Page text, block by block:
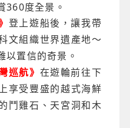
360度全景。
登上遊船後，讓我帶
文組織世界遺產地～
以置信的奇景。
巡航》 在遊輪前往下
享受豐盛的越式海鮮
鬥雞石、天宮洞和木